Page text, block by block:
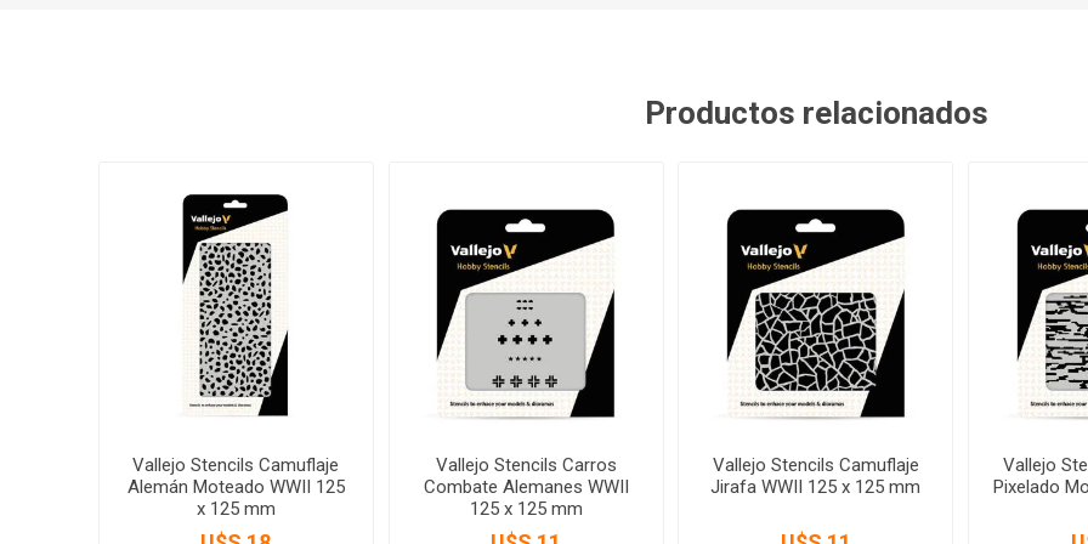
Productos relacionados
Vallejo Stencils Camuflaje
Alemán Moteado WWII 125
x 125 mm
Vallejo Stencils Carros
Combate Alemanes WWII
125 x 125 mm
Vallejo Stencils Camuflaje
Jirafa WWII 125 x 125 mm
Vallejo
Pixelado